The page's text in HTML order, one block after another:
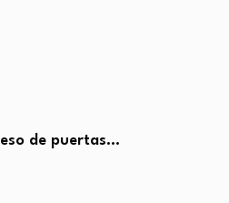
de puertas…